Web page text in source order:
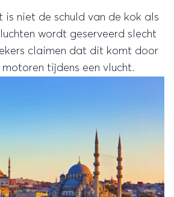
geserveerd slecht
claimen dat dit komt door
van de motoren tijdens een vlucht.